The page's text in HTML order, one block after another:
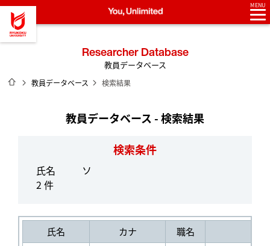
龍谷大学 You, Unlimited
MENU
Researcher Database
教員データベース
ホーム
教員データベース 検索結果
教員データベース - 検索結果
検索条件
氏名
ソ
2 件
氏名 カナ
職名